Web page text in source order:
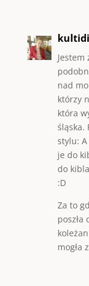
Jestem
nad
którzy
która
śląska.
stylu: A
je do
do
:D
Za to
mogła